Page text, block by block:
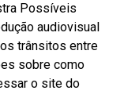
Possíveis
audiovisual
trânsitos entre
sobre como
o site do